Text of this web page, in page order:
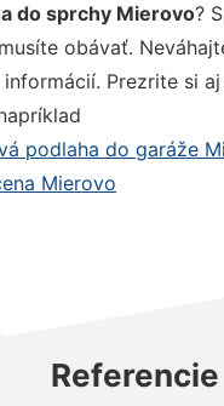
do sprchy Mierovo?
obávať.
Prezrite si
podlaha do garáže
Mierovo
Referencie